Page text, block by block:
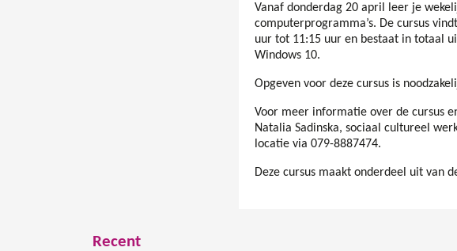
Vanaf donderdag 20 april leer je
computerprogramma’s. De cursus
uur tot 11:15 uur en bestaat in totaal
Windows 10.
Opgeven voor deze cursus is
Voor meer informatie over de cursus
Natalia Sadinska, sociaal cultureel
locatie via 079-8887474.
Deze cursus maakt onderdeel uit van
Recent